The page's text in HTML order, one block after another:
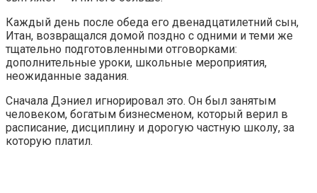
Каждый день после обеда его двенадцатилетний сын,
Итан, возвращался домой поздно с одними и теми же
тщательно подготовленными отговорками:
дополнительные уроки, школьные мероприятия,
неожиданные задания.
Сначала Дэниел игнорировал это. Он был занятым
человеком, богатым бизнесменом, который верил в
расписание, дисциплину и дорогую частную школу, за
которую платил.